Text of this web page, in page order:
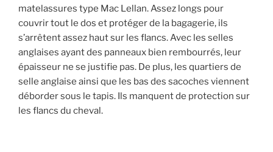
matelassures type Mac Lellan. Assez longs pour
couvrir tout le dos et protéger de la bagagerie, ils
s’arrêtent assez haut sur les flancs. Avec les selles
anglaises ayant des panneaux bien rembourrés, leur
épaisseur ne se justifie pas. De plus, les quartiers de
selle anglaise ainsi que les bas des sacoches viennent
déborder sous le tapis. Ils manquent de protection sur
les flancs du cheval.